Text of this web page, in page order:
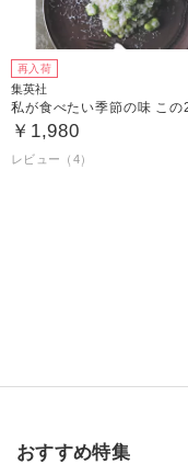
再入荷
集英社
￥1,980
レビュー（4）
おすすめ特集